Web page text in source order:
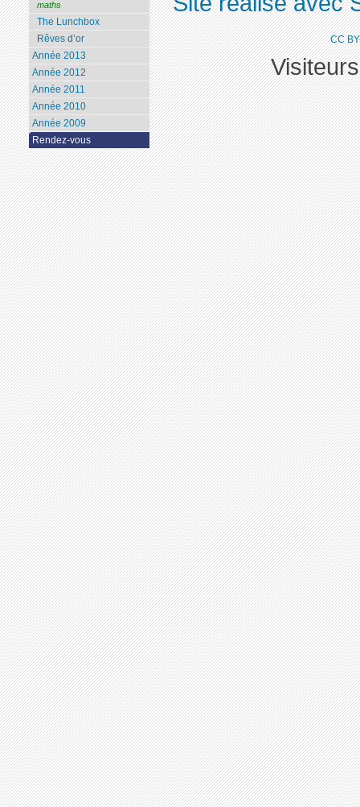
maths
The Lunchbox
Rêves d’or
Année 2013
Année 2012
Année 2011
Année 2010
Année 2009
Rendez-vous
CC